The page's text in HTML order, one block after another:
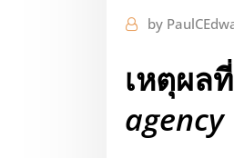
by
เหตุผล
agency